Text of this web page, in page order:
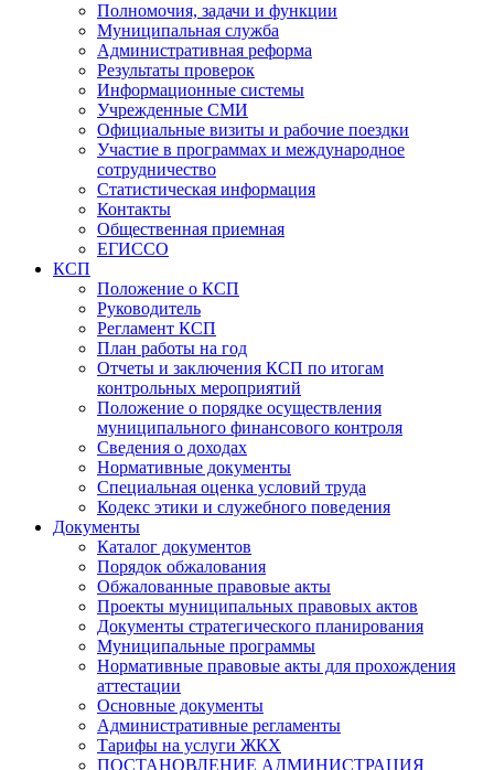
Полномочия, задачи и функции
Муниципальная служба
Административная реформа
Результаты проверок
Информационные системы
Учрежденные СМИ
Официальные визиты и рабочие поездки
Участие в программах и международное
сотрудничество
Статистическая информация
Контакты
Общественная приемная
ЕГИССО
КСП
Положение о КСП
Руководитель
Регламент КСП
План работы на год
Отчеты и заключения КСП по итогам
контрольных мероприятий
Положение о порядке осуществления
муниципального финансового контроля
Сведения о доходах
Нормативные документы
Специальная оценка условий труда
Кодекс этики и служебного поведения
Документы
Каталог документов
Порядок обжалования
Обжалованные правовые акты
Проекты муниципальных правовых актов
Документы стратегического планирования
Муниципальные программы
Нормативные правовые акты для прохождения
аттестации
Основные документы
Административные регламенты
Тарифы на услуги ЖКХ
ПОСТАНОВЛЕНИЕ АДМИНИСТРАЦИЯ